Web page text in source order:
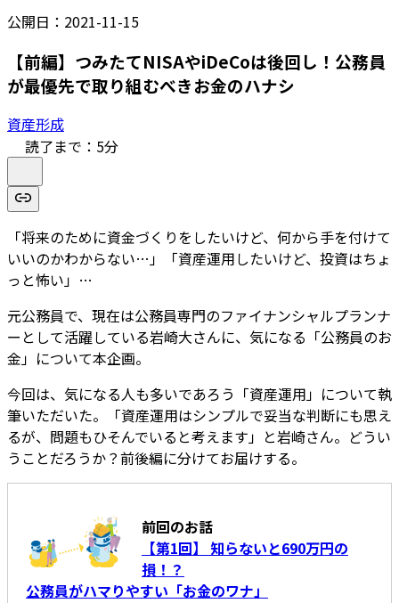
公開日： 2021-11-15
【前編】つみたてNISAやiDeCoは後回し！公務員
が最優先で取り組むべきお金のハナシ
資産形成
読了まで： 5分
「将来のために資金づくりをしたいけど、何から手を付けて
いいのかわからない…」「資産運用したいけど、投資はちょ
っと怖い」…
元公務員で、現在は公務員専門のファイナンシャルプランナ
ーとして活躍している岩崎大さんに、気になる「公務員のお
金」について本企画。
今回は、気になる人も多いであろう「資産運用」について執
筆いただいた。「資産運用はシンプルで妥当な判断にも思え
るが、問題もひそんでいると考えます」と岩崎さん。どうい
うことだろうか？前後編に分けてお届けする。
前回のお話
【第1回】 知らないと690万円の
損！？
公務員がハマりやすい「お金のワナ」